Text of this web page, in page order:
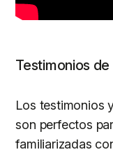
Testimonios
Los testimonios
son perfectos
familiarizadas